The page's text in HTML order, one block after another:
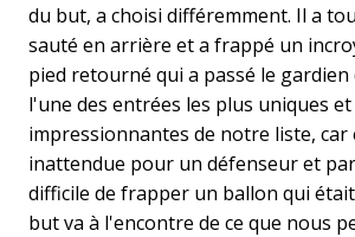
du but, a choisi différemment. Il a
sauté en arrière et a frappé un
pied retourné qui a passé le gardien
l'une des entrées les plus uniques
impressionnantes de notre liste, car
inattendue pour un défenseur et
difficile de frapper un ballon qui
but va à l'encontre de ce que nous